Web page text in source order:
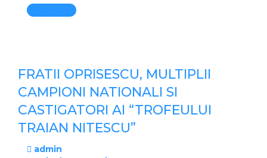
Mai mult
FRATII OPRISESCU, MULTIPLII
CAMPIONI NATIONALI SI
CASTIGATORI AI “TROFEULUI
TRAIAN NITESCU”
admin